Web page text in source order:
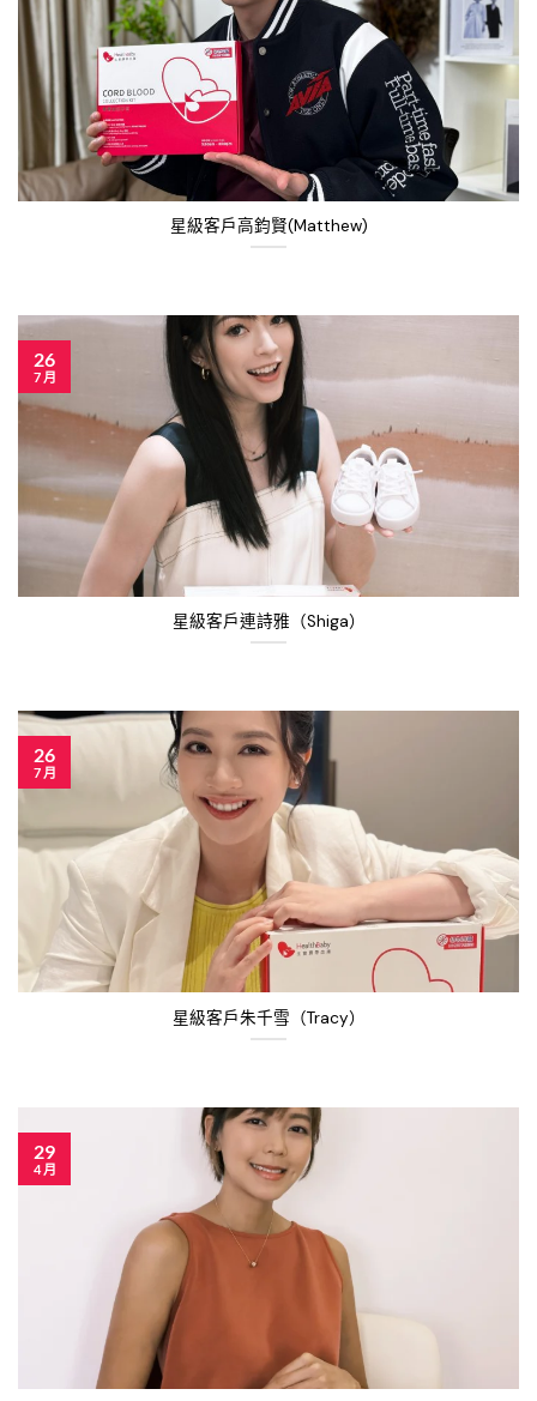
星級客戶高鈞賢(Matthew)
星級客戶連詩雅（Shiga）
26
7 月
星級客戶朱千雪（Tracy）
26
7 月
29
4 月